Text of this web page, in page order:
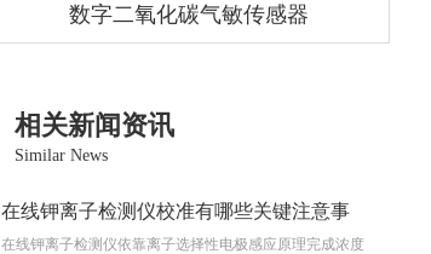
数字二氧化碳气敏传感器
相关新闻资讯
Similar News
在线钾离子检测仪校准有哪些关键注意事
在线钾离子检测仪依靠离子选择性电极感应原理完成浓度